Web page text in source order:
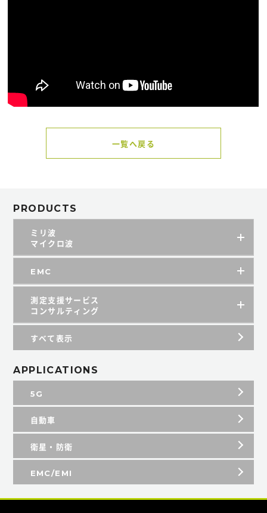
一覧へ戻る
PRODUCTS
ミリ波
マイクロ波
EMC
測定支援サービス
コンサルティング
すべて表示
APPLICATIONS
5G
自動車
衛星・防衛
EMC/EMI